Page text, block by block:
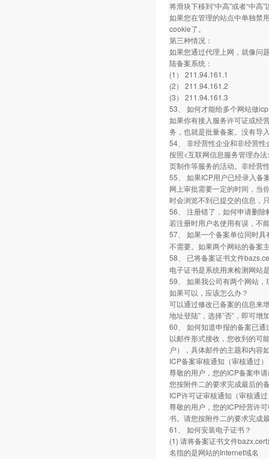
将滑块下移到“中高”或者“中
如果您在管理的站点中单独禁
cookie了。
第三种情况：
如果您通过代理上网，就像问
陆备案系统：
(1） 211.94.161.1
(2） 211.94.161.2
(3） 211.94.161.3
53、 如何才能给多个网站做
如果你有接入服务许可证或经
务，也就是批量备案。没有导
54、 非经营性企业和非经营性
按照<互联网信息服务管理办
页制作等服务的活动。非经营
55、 如果ICP用户已经录入备
网上审批需要一定的时间，当
时会浏览不到已提交的信息，
56、 注册错了，如何申请删除
若注册时用户名使用有误，不
57、 如果一个备案单位同时具
不需要。如果两个网站的备案
58、 已将备案证书文件
电子证书是系统用来检测网站
59、 如果我公司有两个网站
如果可以，应该怎么办？
可以通过修改已备案的信息来
地址登陆”，选择”否”，即可增
60、 如何知道申报的备案已
以邮件形式接收，您收到的可
户），具体邮件的主题和内容
ICP备案审核通知（审核通过
尊敬的用户，您的ICP备案申
您按附件二的要求完成最后的
ICP许可证审核通知（审核通
尊敬的用户，您的ICP经营许
书。请您按附件二的要求完成
61、 如何安装电子证书？
(1) 请将备案证书文件
名指的是网站的Internet域名